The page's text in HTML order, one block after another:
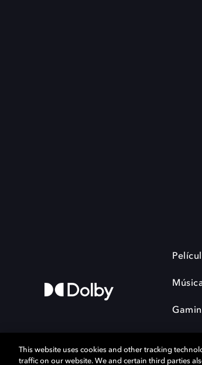
This website uses cookies and other tracking
traffic on our website. We and certain third parties